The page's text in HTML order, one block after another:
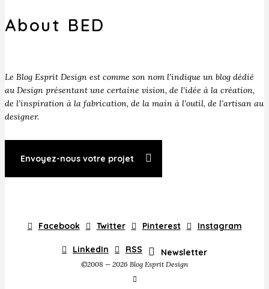
About BED
Le Blog Esprit Design est comme son nom l’indique un blog dédié
au Design présentant une certaine vision, de l’idée à la création,
de l’inspiration à la fabrication, de la main à l’outil, de l’artisan au
designer.
Envoyez-nous votre projet
Facebook Twitter Pinterest Instagram
LinkedIn RSS Newsletter
©2008 — 2026 Blog Esprit Design